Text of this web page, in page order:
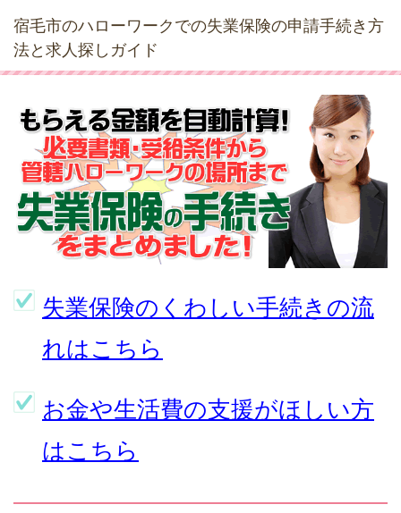
宿毛市のハローワークでの失業保険の申請手続き方
法と求人探しガイド
失業保険のくわしい手続きの流
れはこちら
お金や生活費の支援がほしい方
はこちら